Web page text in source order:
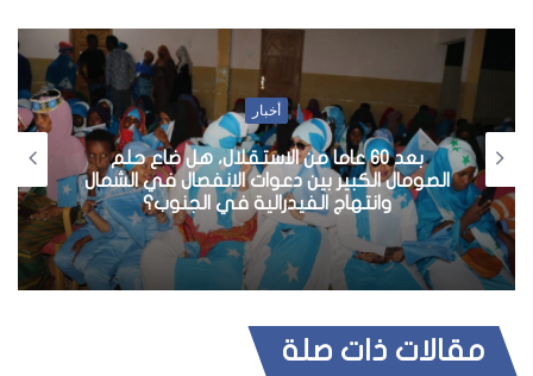
أخبار
بعد 60 عاما من الاستقلال، هل ضاع حلم
الصومال الكبير بين دعوات الانفصال في الشمال
وانتهاج الفيدرالية في الجنوب؟
مقالات ذات صلة